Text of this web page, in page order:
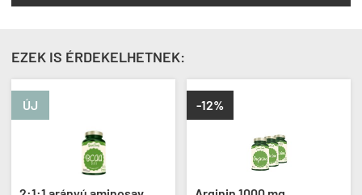
EZEK IS ÉRDEKELHETNEK:
ÚJ -12%